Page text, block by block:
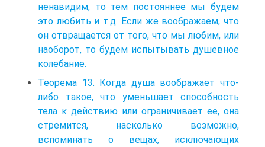
ненавидим, то тем постояннее мы будем
это любить и т.д. Если же воображаем, что
он отвращается от того, что мы любим, или
наоборот, то будем испытывать душевное
колебание.
Теорема 13. Когда душа воображает что-
либо такое, что уменьшает способность
тела к действию или ограничивает ее, она
стремится, насколько возможно,
вспоминать о вещах, исключающих